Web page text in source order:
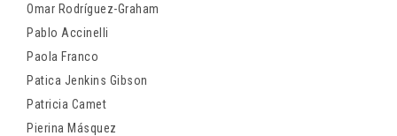
Omar Rodríguez-Graham
Pablo Accinelli
Paola Franco
Patica Jenkins Gibson
Patricia Camet
Pierina Másquez